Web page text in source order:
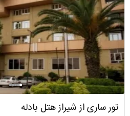
تور ساری از شیراز هتل بادله